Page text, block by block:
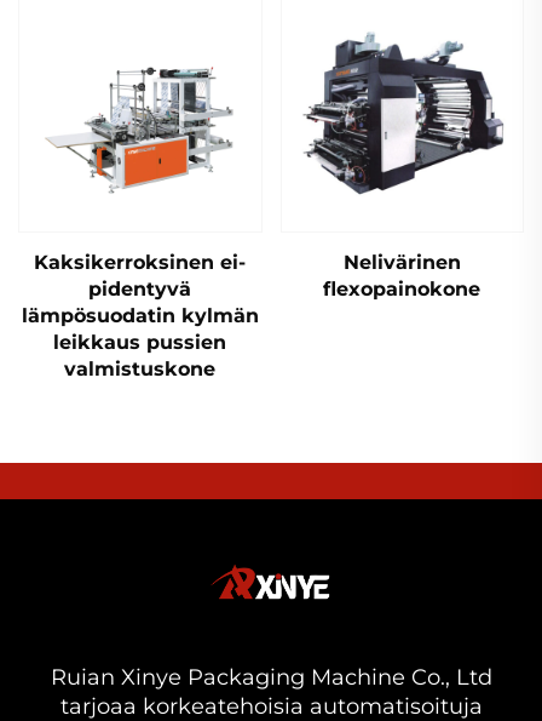
Kaksikerroksinen ei-
pidentyvä
lämpösuodatin kylmän
leikkaus pussien
valmistuskone
Nelivärinen
flexopainokone
Ruian Xinye Packaging Machine Co., Ltd
tarjoaa korkeatehoisia automatisoituja